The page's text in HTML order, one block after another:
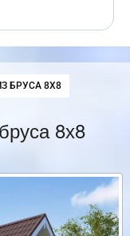
БРУСА 8Х8
8х8